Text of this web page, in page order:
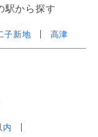
駅から探す
子新地 高津
内